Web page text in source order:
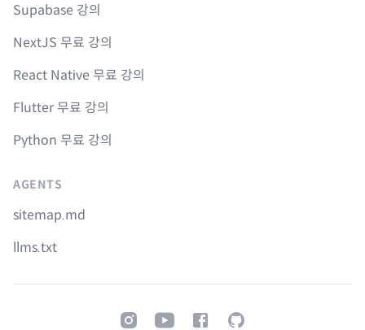
Supabase 강의
NextJS 무료 강의
React Native 무료 강의
Flutter 무료 강의
Python 무료 강의
AGENTS
sitemap.md
llms.txt
InstagramYoutubeFacebookGitHub